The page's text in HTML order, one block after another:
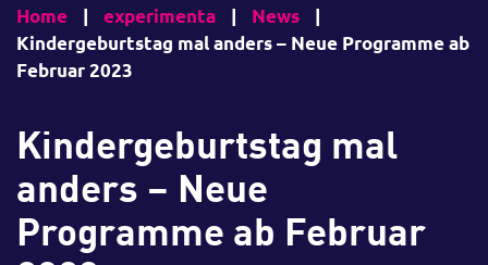
Home | experimenta | News
|
Kindergeburtstag mal anders – Neue Programme ab
Februar 2023
Kindergeburtstag mal
anders – Neue
Programme ab Februar